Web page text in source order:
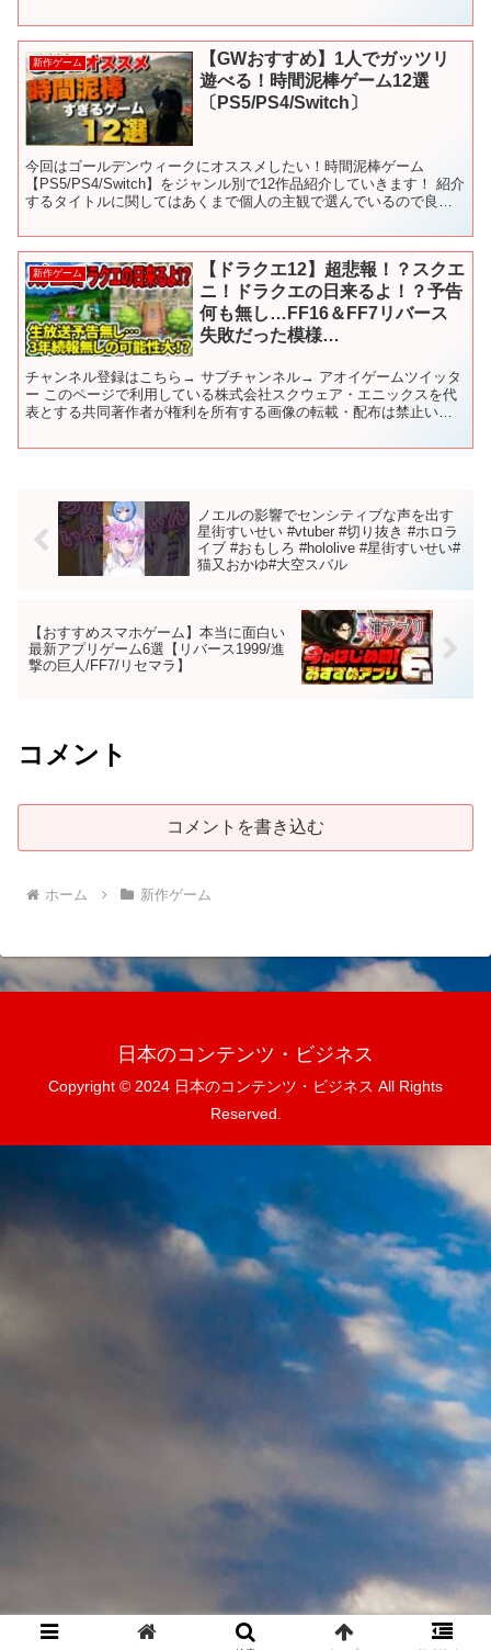
新作ゲーム
【GWおすすめ】1人でガッツリ
遊べる！時間泥棒ゲーム12選
〔PS5/PS4/Switch〕
今回はゴールデンウィークにオススメしたい！時間泥棒ゲーム
【PS5/PS4/Switch】をジャンル別で12作品紹介していきます！ 紹介
するタイトルに関してはあくまで個人の主観で選んでいるので良け
新作ゲーム
【ドラクエ12】超悲報！？スクエ
ニ！ドラクエの日来るよ！？予告
何も無し…FF16＆FF7リバース
失敗だった模様…
チャンネル登録はこちら→ サブチャンネル→ アオイゲームツイッタ
ー このページで利用している株式会社スクウェア・エニックスを代
表とする共同著作者が権利を所有する画像の転載・配布は禁止いた
ノエルの影響でセンシティブな声を出す
星街すいせい #vtuber #切り抜き #ホロラ
イブ #おもしろ #hololive #星街すいせい#
猫又おかゆ#大空スバル
【おすすめスマホゲーム】本当に面白い
最新アプリゲーム6選【リバース1999/進
撃の巨人/FF7/リセマラ】
コメント
コメントを書き込む
ホーム 新作ゲーム
日本のコンテンツ・ビジネス
Copyright © 2024 日本のコンテンツ・ビジネス All Rights
Reserved.